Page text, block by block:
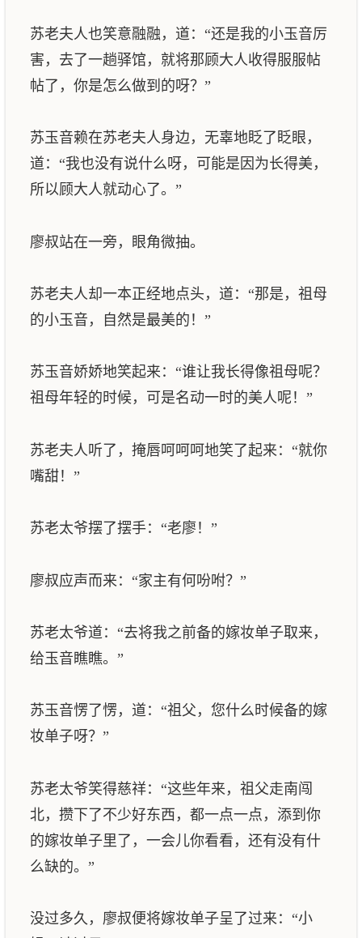
苏老夫人也笑意融融，道：“还是我的小玉音厉
害，去了一趟驿馆，就将那顾大人收得服服帖
帖了，你是怎么做到的呀？”
苏玉音赖在苏老夫人身边，无辜地眨了眨眼，
道：“我也没有说什么呀，可能是因为长得美，
所以顾大人就动心了。”
廖叔站在一旁，眼角微抽。
苏老夫人却一本正经地点头，道：“那是，祖母
的小玉音，自然是最美的！”
苏玉音娇娇地笑起来：“谁让我长得像祖母呢？
祖母年轻的时候，可是名动一时的美人呢！”
苏老夫人听了，掩唇呵呵呵地笑了起来：“就你
嘴甜！”
苏老太爷摆了摆手：“老廖！”
廖叔应声而来：“家主有何吩咐？”
苏老太爷道：“去将我之前备的嫁妆单子取来，
给玉音瞧瞧。”
苏玉音愣了愣，道：“祖父，您什么时候备的嫁
妆单子呀？”
苏老太爷笑得慈祥：“这些年来，祖父走南闯
北，攒下了不少好东西，都一点一点，添到你
的嫁妆单子里了，一会儿你看看，还有没有什
么缺的。”
没过多久，廖叔便将嫁妆单子呈了过来：“小